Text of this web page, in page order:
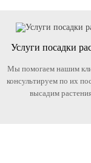
Услуги посадки
Мы помогаем нашим
консультируем по их
высадим